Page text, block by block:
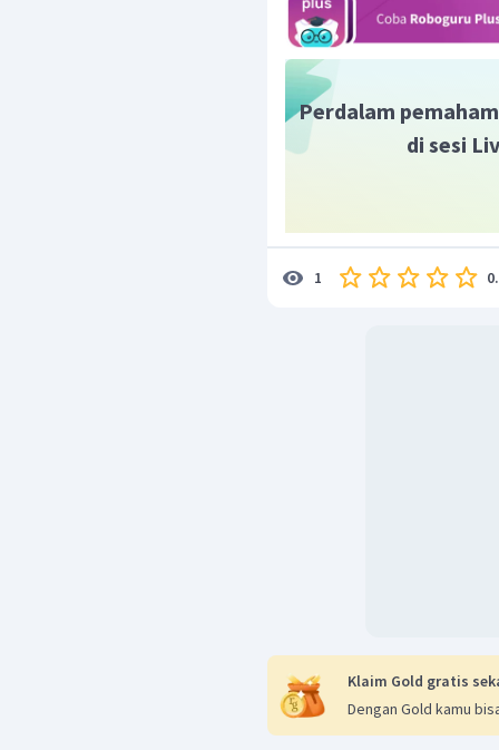
r = 4sin θ.
Dengan demikian, garfik
Perdalam
di sesi
1
Klaim Gold gratis
Dengan Gold kamu